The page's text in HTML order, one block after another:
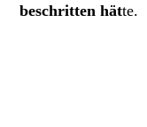
beschritten hätte.